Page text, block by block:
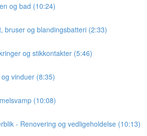
og bad (10:24)
bruser og blandingsbatteri (2:33)
og stikkontakter (5:46)
vinduer (8:35)
(10:08)
- Renovering og vedligeholdelse (10:13)